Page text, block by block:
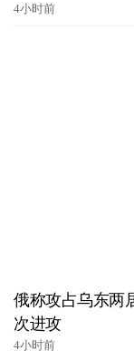
4小时前
俄称攻占乌东两
次进攻
4小时前